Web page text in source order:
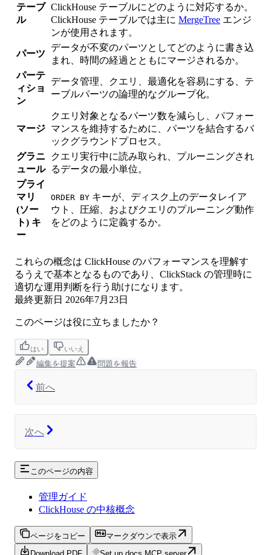
テーブ
ル
ClickHouse テーブルにどのように対応するか。
ClickHouse テーブルでは主に MergeTree エンジ
ンが使用されます。
パーツ
データが不変のパーツとしてどのように書き込
まれ、時間の経過とともにマージされるか。
パーテ
ィショ
ン
データ管理、クエリ、最適化を容易にする、テ
ーブルパーツの論理的なグループ化。
マージ
クエリ対象となるパーツ数を減らし、パフォー
マンスを維持するために、パーツを結合するバ
ックグラウンドプロセス。
グラニ
ュール
クエリ実行中に読み取られ、プルーニングされ
るデータの最小単位。
プライ
マリ
(ソー
ト) キ
ー
ORDER BY キーが、ディスク上のデータレイア
ウト、圧縮、およびクエリのプルーニング動作
をどのように定義するか。
これらの概念は ClickHouse のパフォーマンスを理解す
るうえで基本となるものであり、ClickStack の管理時に
適切な運用判断を行う助けになります。
最終更新日 2026年7月23日
このページは役に立ちましたか？
はい いいえ
編集を提案 問題を報告
前へ
次へ
このページの内容
管理ガイド
ClickHouse の中核概念
ページをコピー
マークダウンで表示